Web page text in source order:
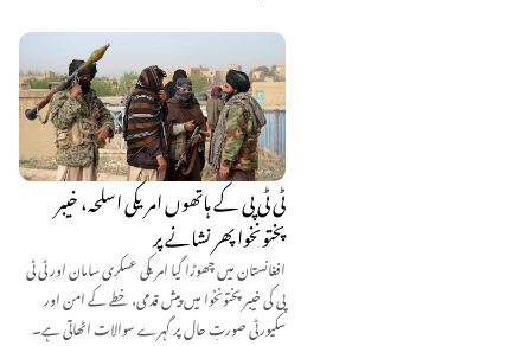
ٹی ٹی پی کے ہاتھوں امریکی اسلحہ، خیبر
پختونخوا پھر نشانے پر
افغانستان میں چھوڑا گیا امریکی عسکری سامان اور ٹی ٹی
پی کی خیبر پختونخوا میں پیش قدمی، خطے کے امن اور
سکیورٹی صورتِ حال پر گہرے سوالات اٹھاتی ہے۔